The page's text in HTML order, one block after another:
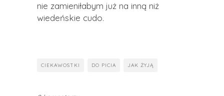
nie zamieniłabym już na inną niż
wiedeńskie cudo.
CIEKAWOSTKI DO PICIA JAK ŻYJĄ